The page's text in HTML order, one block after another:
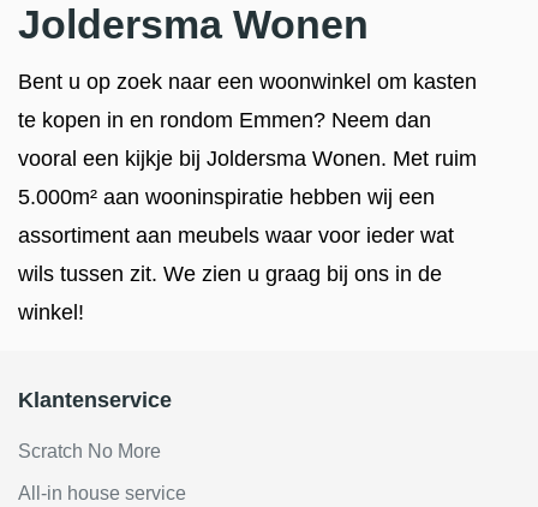
Joldersma Wonen
Bent u op zoek naar een woonwinkel om kasten
te kopen in en rondom Emmen? Neem dan
vooral een kijkje bij Joldersma Wonen. Met ruim
5.000m² aan wooninspiratie hebben wij een
assortiment aan meubels waar voor ieder wat
wils tussen zit. We zien u graag bij ons in de
winkel!
Klantenservice
Scratch No More
All-in house service